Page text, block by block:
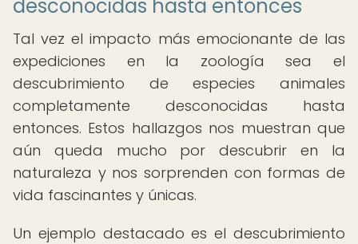
desconocidas hasta entonces
Tal vez el impacto más emocionante de las
expediciones en la zoología sea el
descubrimiento de especies animales
completamente desconocidas hasta
entonces. Estos hallazgos nos muestran que
aún queda mucho por descubrir en la
naturaleza y nos sorprenden con formas de
vida fascinantes y únicas.
Un ejemplo destacado es el descubrimiento